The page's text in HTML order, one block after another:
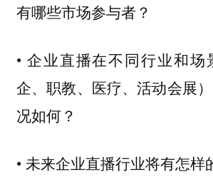
有哪些市场参与者？
• 企业直播在不同行业和场
企、职教、医疗、活动会展
况如何？
• 未来企业直播行业将有怎样